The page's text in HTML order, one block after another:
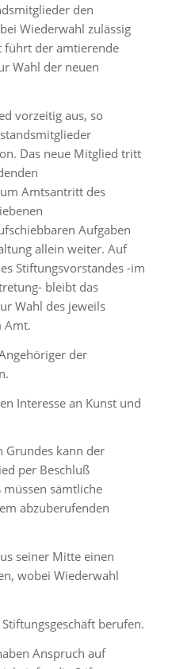
den
Wiederwahl zulässig
führt der amtierende
Wahl der neuen
vorzeitig aus, so
Das neue Mitglied tritt
Amtsantritt des
Aufgaben
allein weiter. Auf
Stiftungsvorstandes -im
bleibt das
Wahl des jeweils
Amt.
der
Interesse an Kunst und
Grundes kann der
per Beschluß
sämtliche
abzuberufenden
seiner Mitte einen
wobei Wiederwahl
berufen.
Anspruch auf